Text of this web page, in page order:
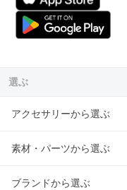
選ぶ
アクセサリーから選ぶ
素材・パーツから選ぶ
ブランドから選ぶ